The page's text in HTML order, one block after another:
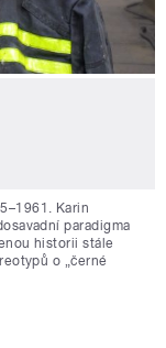
Karin
paradigma
historii stále
o „černé